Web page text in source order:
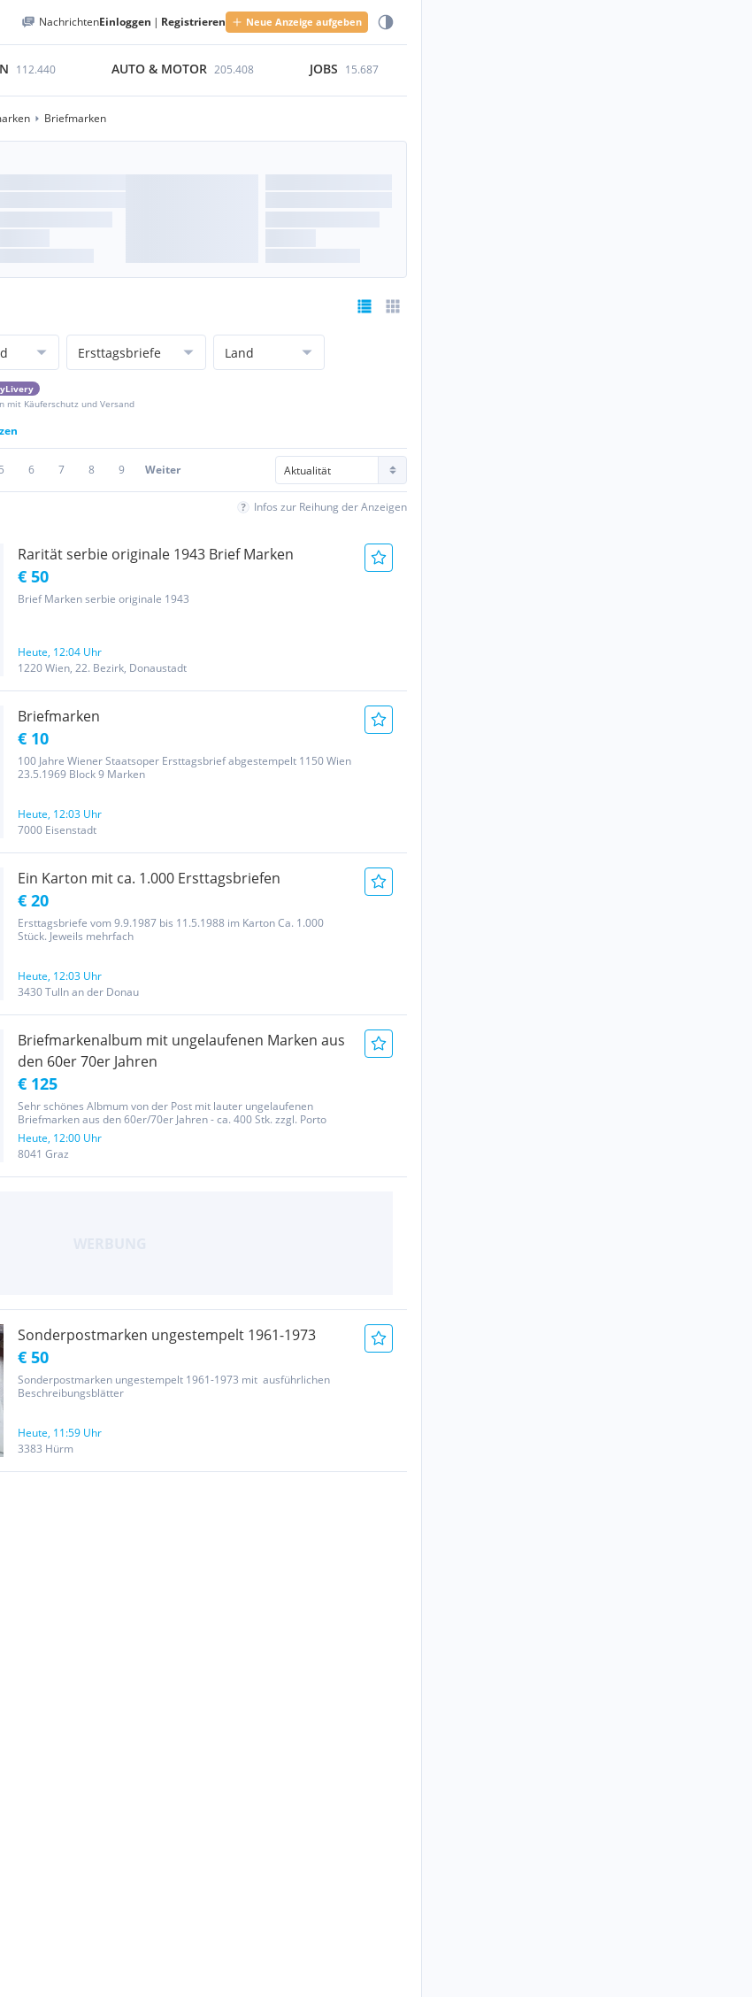
NachrichtenEinloggen | Registrieren Neue Anzeige aufgeben
112.440 AUTO & MOTOR 205.408 JOBS 15.687
Briefmarken
Ersttagsbriefe Land
mit Käuferschutz und Versand
5 6 7 8 9 Weiter
Infos zur Reihung der Anzeigen
Rarität serbie originale 1943 Brief Marken
€ 50
Brief Marken serbie originale 1943
Heute, 12:04 Uhr
1220 Wien, 22. Bezirk, Donaustadt
Briefmarken
€ 10
100 Jahre Wiener Staatsoper Ersttagsbrief abgestempelt 1150 Wien
23.5.1969 Block 9 Marken
Heute, 12:03 Uhr
7000 Eisenstadt
Ein Karton mit ca. 1.000 Ersttagsbriefen
€ 20
Ersttagsbriefe vom 9.9.1987 bis 11.5.1988 im Karton Ca. 1.000
Stück. Jeweils mehrfach
Heute, 12:03 Uhr
3430 Tulln an der Donau
Briefmarkenalbum mit ungelaufenen Marken aus
den 60er 70er Jahren
€ 125
Sehr schönes Albmum von der Post mit lauter ungelaufenen
Briefmarken aus den 60er/70er Jahren - ca. 400 Stk. zzgl. Porto
Heute, 12:00 Uhr
8041 Graz
Sonderpostmarken ungestempelt 1961-1973
€ 50
Sonderpostmarken ungestempelt 1961-1973 mit ausführlichen
Beschreibungsblätter
Heute, 11:59 Uhr
3383 Hürm